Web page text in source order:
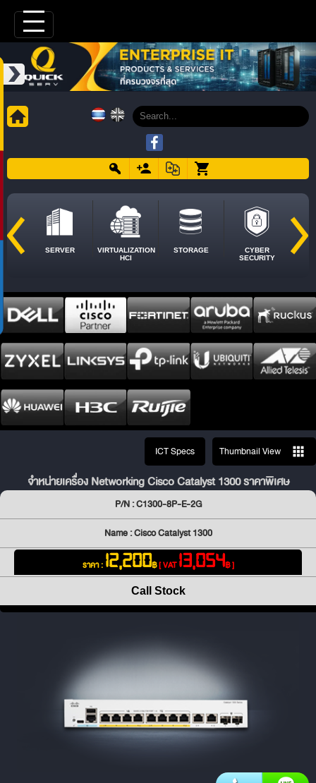
SERVER
VIRTUALIZATION
HCI
STORAGE
CYBER
SECURITY
ICT Specs Thumbnail View
จำหน่ายเครื่อง Networking Cisco Catalyst 1300 ราคาพิเศษ
P/N : C1300-8P-E-2G
Name : Cisco Catalyst 1300
ราคา : 12,200฿[ VAT13,054฿ ]
Call Stock